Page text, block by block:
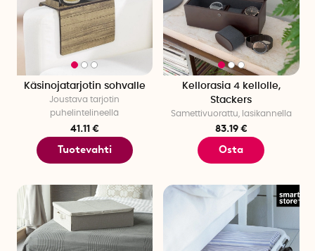
Käsinojatarjotin sohvalle
Joustava tarjotin
puhelintelineellä
41.11 €
Tuotevahti
Kellorasia 4 kellolle,
Stackers
Samettivuorattu, lasikannella
83.19 €
Osta